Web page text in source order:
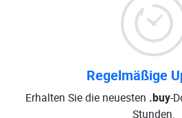
Regelmäßige
Erhalten Sie die neuesten .buy-
Stunden.